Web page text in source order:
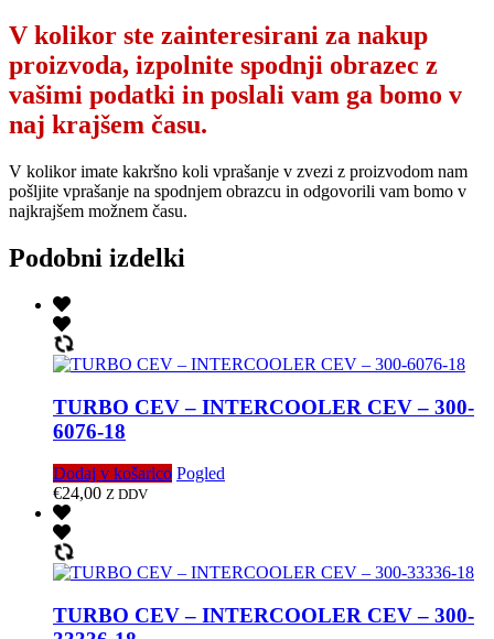
V kolikor ste zainteresirani za nakup
proizvoda, izpolnite spodnji obrazec z
vašimi podatki in poslali vam ga bomo v
naj krajšem času.
V kolikor imate kakršno koli vprašanje v zvezi z proizvodom nam
pošljite vprašanje na spodnjem obrazcu in odgovorili vam bomo v
najkrajšem možnem času.
Podobni izdelki
TURBO CEV – INTERCOOLER CEV – 300-
6076-18
Dodaj v košarico Pogled
€24,00 Z DDV
TURBO CEV – INTERCOOLER CEV – 300-